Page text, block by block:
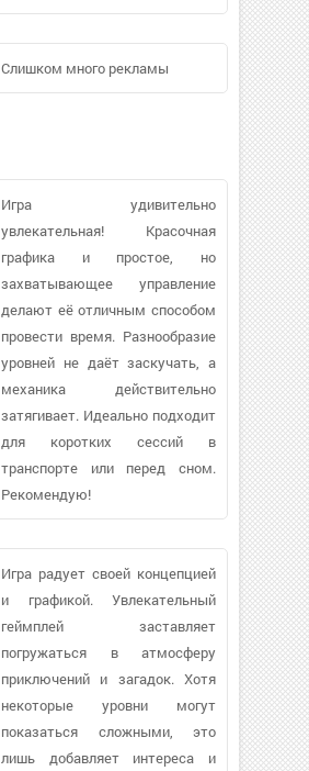
Слишком много рекламы
Игра удивительно
увлекательная! Красочная
графика и простое, но
захватывающее управление
делают её отличным способом
провести время. Разнообразие
уровней не даёт заскучать, а
механика действительно
затягивает. Идеально подходит
для коротких сессий в
транспорте или перед сном.
Рекомендую!
Игра радует своей концепцией
и графикой. Увлекательный
геймплей заставляет
погружаться в атмосферу
приключений и загадок. Хотя
некоторые уровни могут
показаться сложными, это
лишь добавляет интереса и